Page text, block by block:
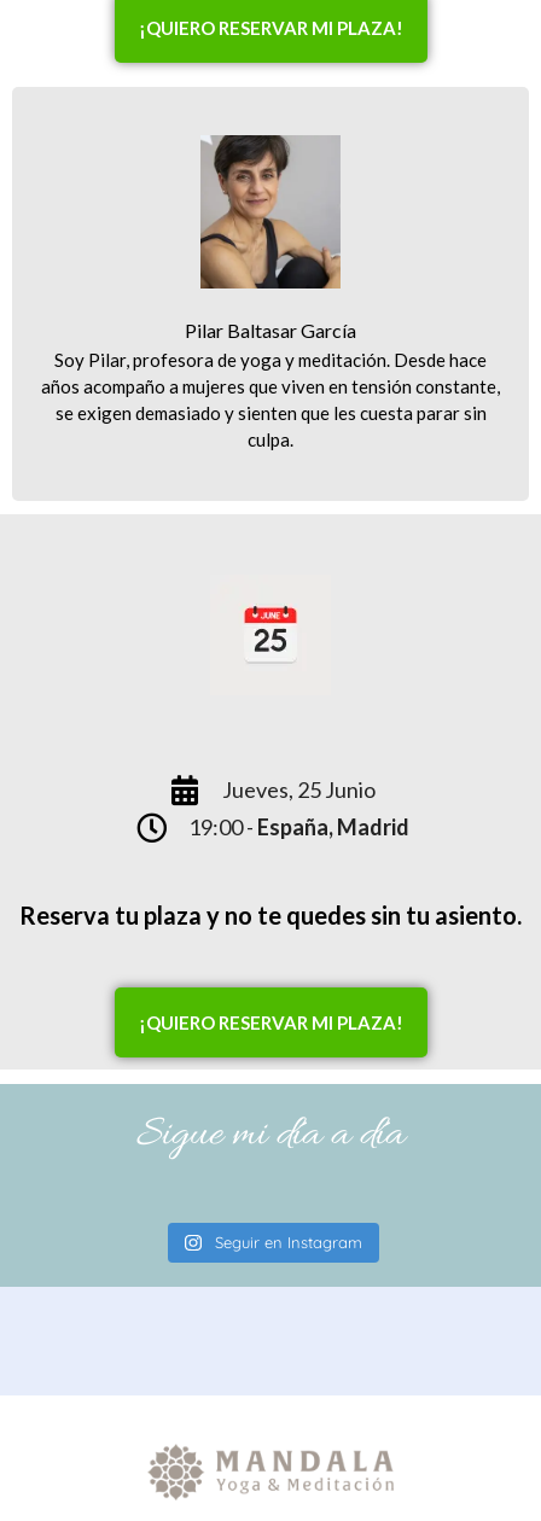
¡QUIERO RESERVAR MI PLAZA!
Pilar Baltasar García
Soy Pilar, profesora de yoga y meditación. Desde hace
años acompaño a mujeres que viven en tensión constante,
se exigen demasiado y sienten que les cuesta parar sin
culpa.
Jueves, 25 Junio
19:00 - España, Madrid
Reserva tu plaza y no te quedes sin tu asiento.
¡QUIERO RESERVAR MI PLAZA!
Sigue mi día a día
Seguir en Instagram